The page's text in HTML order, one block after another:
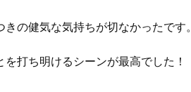
の健気な気持ちが切なかったです。
打ち明けるシーンが最高でした！